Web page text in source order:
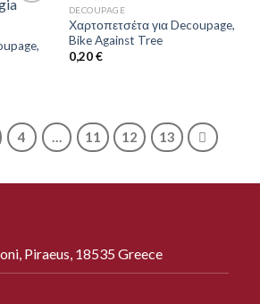
OUT OF STOCK
DECOUPAGE
Χαρτοπετσέτα για Decoupage,
Bike Against Tree
0,20€
4 11 12 13
Piraeus, 18535 Greece